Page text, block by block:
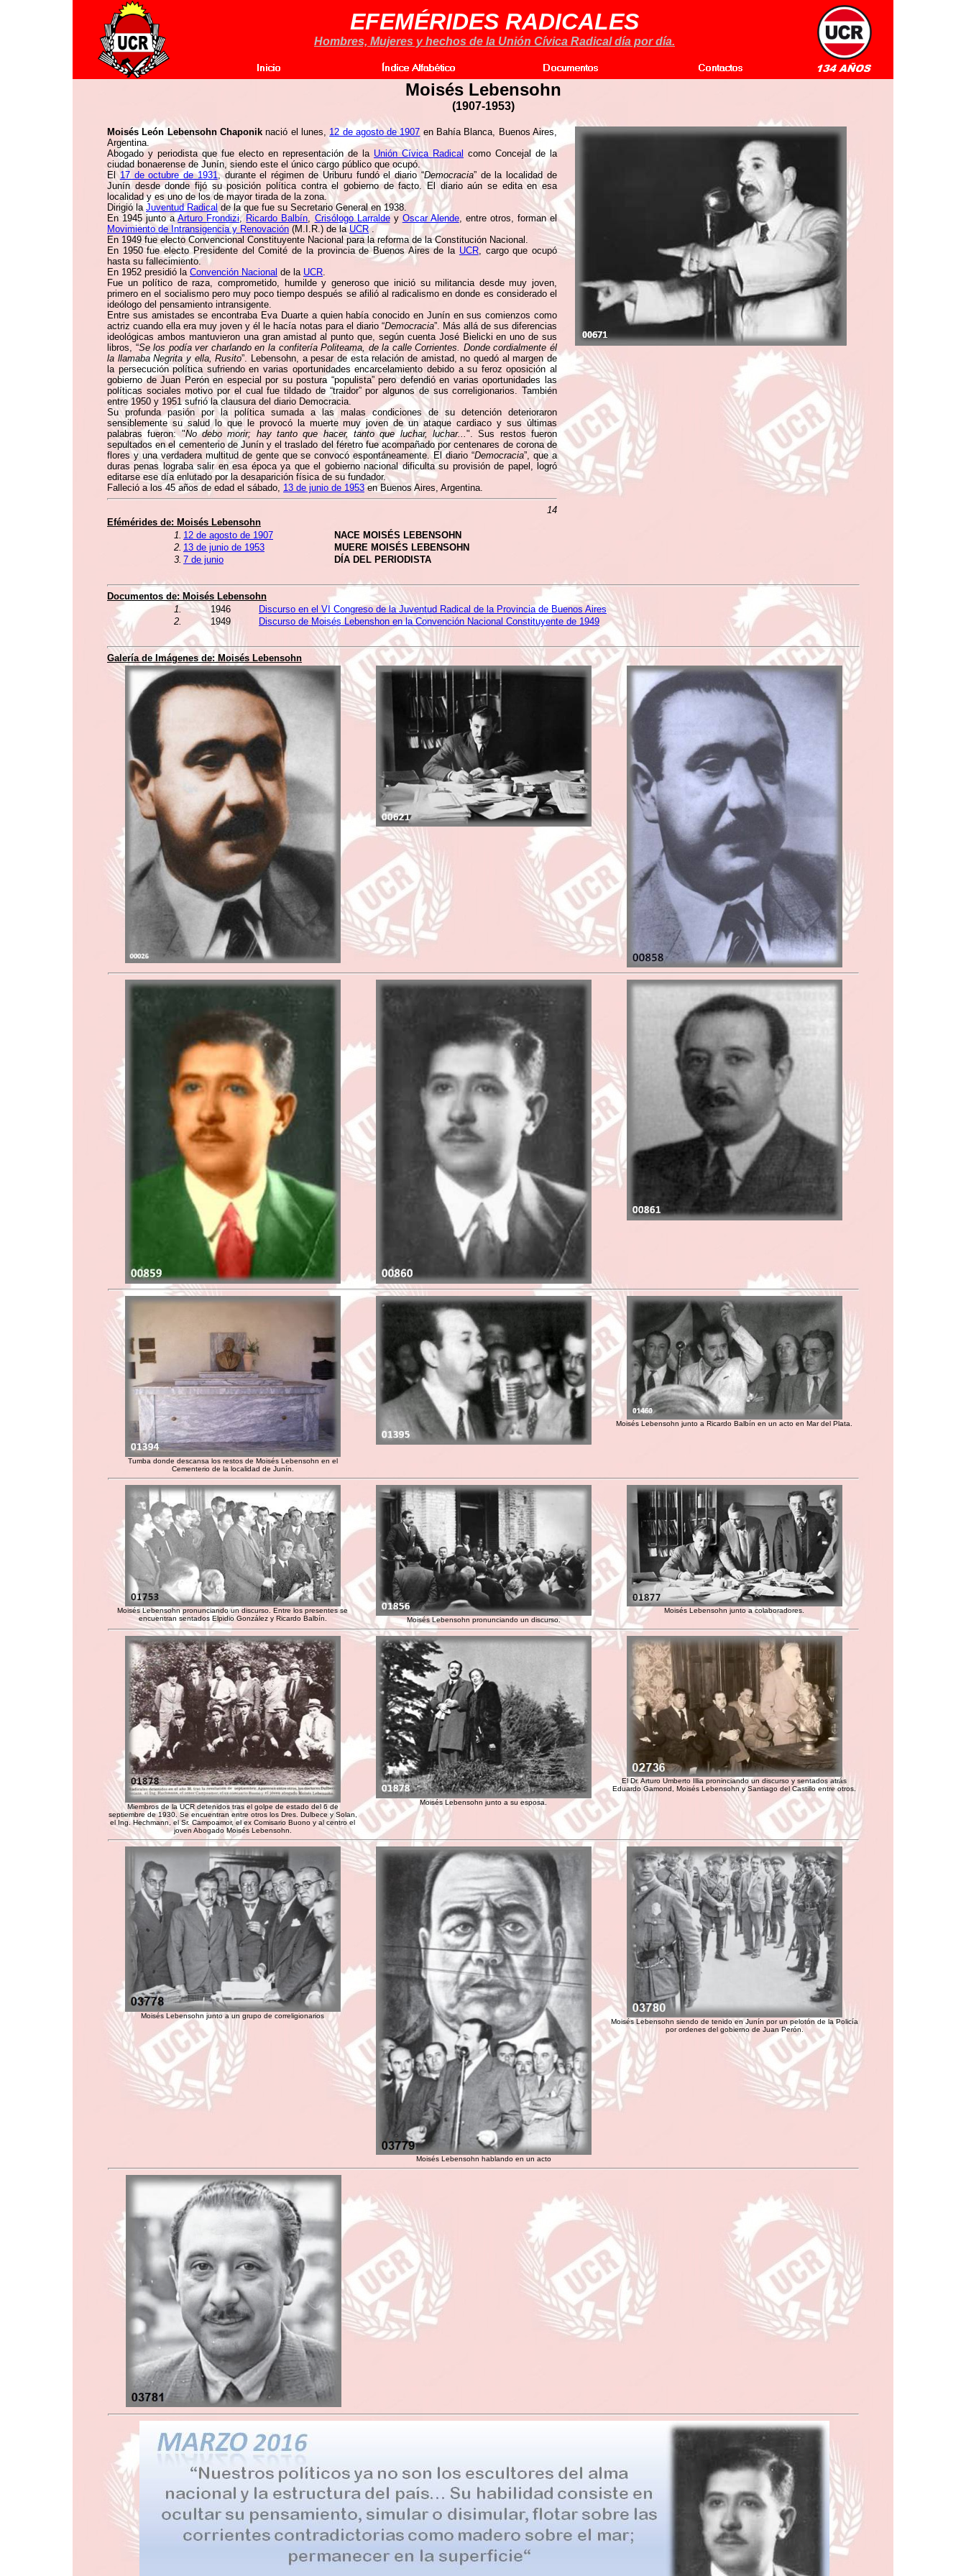
EFEMÉRIDES RADICALES
Hombres, Mujeres y hechos de la Unión Cívica Radical día por día.
Moisés Lebensohn
(1907-1953)
Moisés León Lebensohn Chaponiknació el lunes, 12 de agosto de 1907 en Bahía Blanca, Buenos Aires,
Argentina.
Abogado y periodista que fue electo en representación de la Unión Cívica Radical como Concejal de la
ciudad bonaerense de Junín, siendo este el único cargo público que ocupó.
El17 de octubre de 1931, durante el régimen de Uriburu fundó el diario “Democracia” de la localidad de
Junín desde donde fijó su posición política contra el gobierno de facto. El diario aún se edita en esa
localidad y es uno de los de mayor tirada de la zona.
Dirigió la Juventud Radical de la que fue su Secretario General en 1938.
En 1945 junto aArturo Frondizi, Ricardo Balbín, Crisólogo Larraldey Oscar Alende, entre otros, forman el
Movimiento de Intransigencia y Renovación (M.I.R.) de laUCR.
En 1949 fue electo Convencional Constituyente Nacional para la reforma de la Constitución Nacional.
En 1950 fue electo Presidente del Comité de la provincia de Buenos Aires de la UCR, cargo que ocupó
hasta su fallecimiento.
En 1952 presidió la Convención Nacional de la UCR.
Fue un político de raza, comprometido, humilde y generoso que inició su militancia desde muy joven,
primero en el socialismo pero muy poco tiempo después se afilió al radicalismo en donde es considerado el
ideólogo del pensamiento intransigente.
Entre sus amistades se encontraba Eva Duarte a quien había conocido en Junín en sus comienzos como
actriz cuando ella era muy joven y él le hacía notas para el diario “Democracia”. Más allá de sus diferencias
ideológicas ambos mantuvieron una gran amistad al punto que, según cuenta José Bielicki en uno de sus
libros, “Se los podía ver charlando en la confitería Politeama, de la calle Corrientes. Donde cordialmente él
la llamaba Negrita y ella, Rusito”. Lebensohn, a pesar de esta relación de amistad, no quedó al margen de
la persecución política sufriendo en varias oportunidades encarcelamiento debido a su feroz oposición al
gobierno de Juan Perón en especial por su postura “populista” pero defendió en varias oportunidades las
políticas sociales motivo por el cual fue tildado de “traidor” por algunos de sus correligionarios. También
entre 1950 y 1951 sufrió la clausura del diario Democracia.
Su profunda pasión por la política sumada a las malas condiciones de su detención deterioraron
sensiblemente su salud lo que le provocó la muerte muy joven de un ataque cardiaco y sus últimas
palabras fueron: "No debo morir; hay tanto que hacer, tanto que luchar, luchar...". Sus restos fueron
sepultados en el cementerio de Junín y el traslado del féretro fue acompañado por centenares de corona de
flores y una verdadera multitud de gente que se convocó espontáneamente. El diario “Democracia”, que a
duras penas lograba salir en esa época ya que el gobierno nacional dificulta su provisión de papel, logró
editarse ese día enlutado por la desaparición física de su fundador.
Falleció a los 45 años de edad el sábado, 13 de junio de 1953en Buenos Aires, Argentina.
14
Efémérides de: Moisés Lebensohn
1. 12 de agosto de 1907
NACE MOISÉS LEBENSOHN
2. 13 de junio de 1953
MUERE MOISÉS LEBENSOHN
3. 7 de junio DÍA DEL PERIODISTA
Documentos de: Moisés Lebensohn
1.
1946
Discurso en el VI Congreso de la Juventud Radical de la Provincia de Buenos Aires
2.
1949 Discurso de Moisés Lebenshon en la Convención Nacional Constituyente de 1949
Galería de Imágenes de:Moisés Lebensohn
Tumba donde descansa los restos de Moisés Lebensohn en el
Cementerio de la localidad de Junín.
Moisés Lebensohn junto a Ricardo Balbín en un acto en Mar del Plata.
Moisés Lebensohn pronunciando un discurso. Entre los presentes se
encuentran sentados Elpidio González y Ricardo Balbín.
Moisés Lebensohn pronunciando un discurso.
Moisés Lebensohn junto a colaboradores.
Miembros de la UCR detenidos tras el golpe de estado del 6 de
septiembre de 1930. Se encuentran entre otros los Dres. Dulbece y Solan,
el Ing. Hechmann, el Sr. Campoamor, el ex Comisario Buono y al centro el
joven Abogado Moisés Lebensohn.
Moisés Lebensohn junto a su esposa.
El Dr. Arturo Umberto Illia proninciando un discurso y sentados atrás
Eduardo Gamond, Moisés Lebensohn y Santiago del Castillo entre otros.
Moisés Lebensohn junto a un grupo de correligionarios
Moisés Lebensohn hablando en un acto
Moisés Lebensohn siendo de tenido en Junín por un pelotón de la Policía
por ordenes del gobierno de Juan Perón.